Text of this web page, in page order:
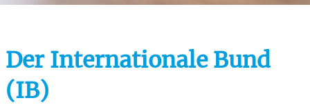
Der Internationale Bund
(IB)